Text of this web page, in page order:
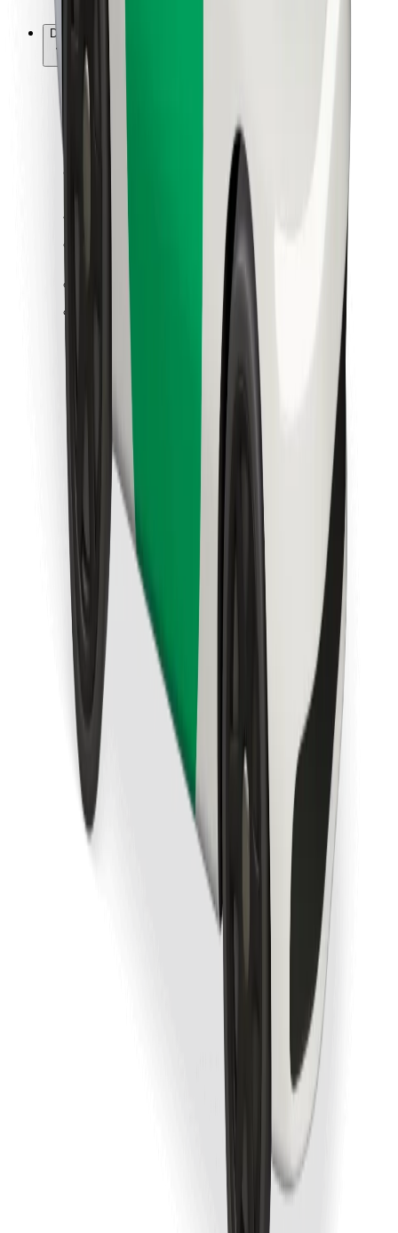
Biznes üçün Bolt
Digər
Təchizatçılar
Kukilər
Təhlükəsizlik
Dəqiqələr ərzində gediş əldə et!
Bolt tətbiqini endir
Sevdiyiniz yeməyi tapın!
Bolt Food tətbiqini endir